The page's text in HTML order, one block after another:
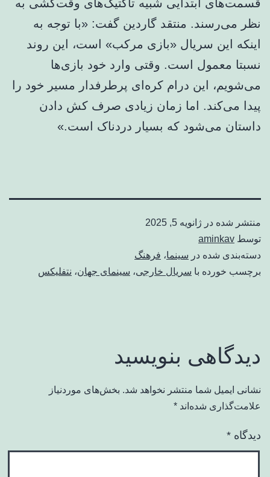
قسمت‌های ابتدایی شبیه تاکتیک‌های وقت‌کشی به
نظر می‌رسند. منتقد گاردین گفت: «با توجه به
اینکه این سریال «بازی مرکب» است، این روند
نسبتا معمول است. وقتی وارد خود بازی‌ها
می‌شویم، این درام کره‌ای پرطرفدار مسیر خود را
پیدا می‌کند. اما زمان زیادی صرف کش دادن
داستان می‌شود که بسیار دردناک است.»
منتشر شده در ژانویه 5, 2025
توسط aminkav
دسته‌بندی شده در سینما، فرهنگ
برچسب خورده با سریال خارجی، سینمای جهان، نتفلیکس
دیدگاهی بنویسید
نشانی ایمیل شما منتشر نخواهد شد. بخش‌های موردنیاز
علامت‌گذاری شده‌اند *
دیدگاه *